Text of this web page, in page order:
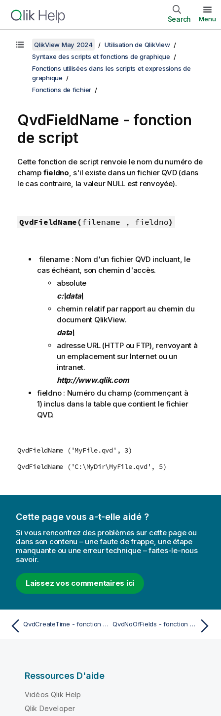
Search Menu
QlikView May 2024
Utilisation de QlikView
Syntaxe des scripts et fonctions de graphique
Fonctions utilisées dans les scripts et expressions de
graphique
Fonctions de fichier
QvdFieldName - fonction
de script
Cette fonction de script renvoie le nom du numéro de
champ fieldno, s'il existe dans un fichier QVD(dans
le cas contraire, la valeur NULL est renvoyée).
QvdFieldName(filename , fieldno)
filename : Nom d'un fichier QVD incluant, le
cas échéant, son chemin d'accès.
absolute
c:\data\
chemin relatif par rapport au chemin du
document QlikView.
data\
adresse URL (HTTPou FTP), renvoyant à
un emplacement sur Internet ou un
intranet.
http://www.qlik.com
fieldno : Numéro du champ (commençant à
1) inclus dans la table que contient le fichier
QVD.
QvdFieldName ('MyFile.qvd', 3)
QvdFieldName ('C:\MyDir\MyFile.qvd', 5)
Cette page vous a-t-elle aidé ?
Si vous rencontrez des problèmes sur cette page ou
dans son contenu – une faute de frappe, une étape
manquante ou une erreur technique – faites-le-nous
savoir.
Laissez vos commentaires ici
QvdCreateTime - fonction de script QvdNoOfFields - fonction de script
Ressources D'aide
Vidéos Qlik Help
Qlik Developer